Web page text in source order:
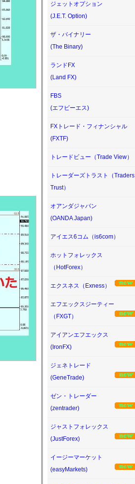
ジェットオプション
(J.E.T. Option)
ザ・バイナリー
(The Binary)
ランドFX
(Land FX)
FBS
(エフビーエス)
FXトレード・フィナンシャル
(FXTF)
トレードビュー（Trade View）
トレーダーズトラスト（Traders
Trust）
オアンダジャパン
(OANDA Japan)
アイエス6コム（is6com）
ホットフォレックス
（HotForex）
エクスネス（Exness）
エフエックスジーティー
（FXGT）
アイアンエフエックス
(IronFX)
ジェネトレード
(GeneTrade)
ゼン・トレーダー
(zentrader)
ジャストフォレックス
(JustForex)
イージーマーケット
(easyMarkets)